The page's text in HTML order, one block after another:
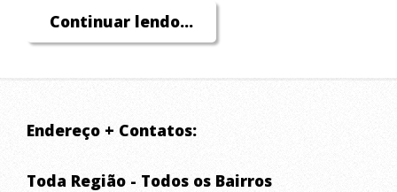
FORNECIMENTO DE ÁGUA PARA CONSTRUTORAS
FORNECIMENTO DE ÁGUA PARA PISCINA
Continuar lendo...
Endereço + Contatos:
Toda Região - Todos os Bairros